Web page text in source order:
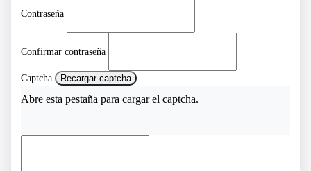
Contraseña
Confirmar contraseña
Captcha Recargar captcha
Abre esta pestaña para cargar el captcha.